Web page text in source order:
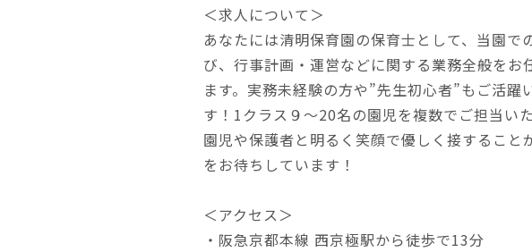
＜求人について＞
あなたには清明保育園の保育士として、当園で
び、行事計画・運営などに関する業務全般をお
ます。実務未経験の方や”先生初心者”もご活躍
す！1クラス９～20名の園児を複数でご担当いた
園児や保護者と明るく笑顔で優しく接すること
をお待ちしています！
＜アクセス＞
・阪急京都本線 西京極駅から徒歩で13分